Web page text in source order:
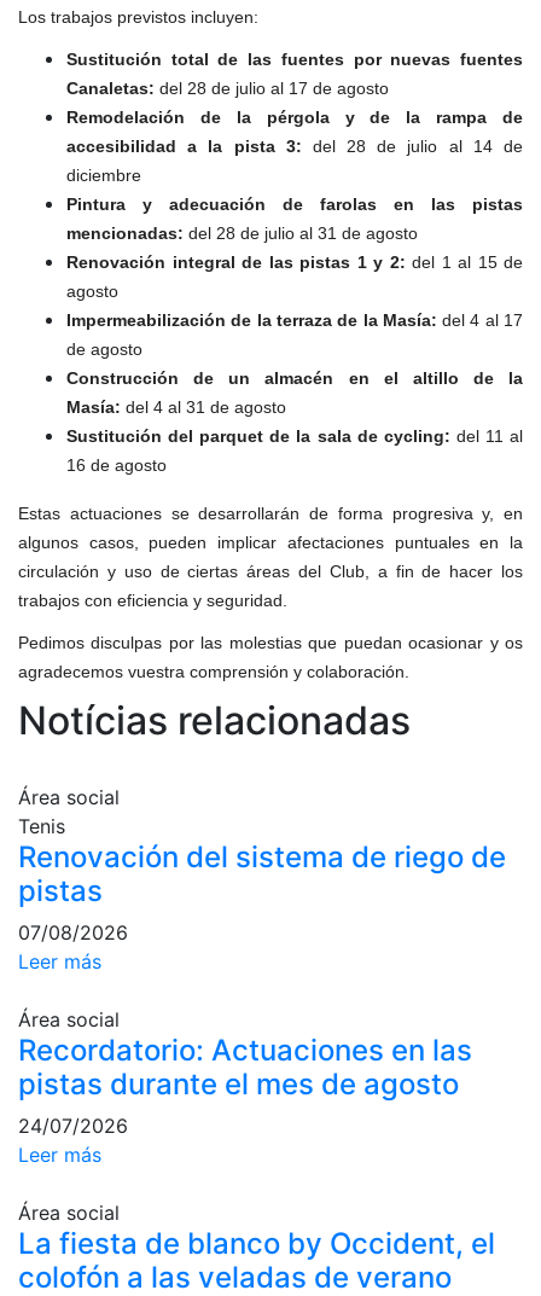
Servicios
Preguntas
(FAQs)
Trabaja con
Área deportiva
Tenis
Escuela de
tenis
Next Gen
Palmarés
equipos
Jugadores
profesionales
Competiciones
Campeonato
Social de Tenis
Cuadros de
Juego
Honor
Campeonato
Social
Fotos
Normativa
Pádel
Escuela de
Pádel
Campeonato
Social de Pádel
juego
Cuadro
d'Honor
Los trabajos previstos incluyen:
Sustitución total de las fuentes por nuevas fuentes
Canaletas: del 28 de julio al 17 de agosto
Remodelación de la pérgola y de la rampa de
accesibilidad a la pista 3: del 28 de julio al 14 de
diciembre
Pintura y adecuación de farolas en las pistas
mencionadas: del 28 de julio al 31 de agosto
Renovación integral de las pistas 1 y 2: del 1 al 15 de
agosto
Impermeabilización de la terraza de la Masía: del 4 al 17
de agosto
Construcción de un almacén en el altillo de la
Masía: del 4 al 31 de agosto
Sustitución del parquet de la sala de cycling: del 11 al
16 de agosto
Estas actuaciones se desarrollarán de forma progresiva y, en
algunos casos, pueden implicar afectaciones puntuales en la
circulación y uso de ciertas áreas del Club, a fin de hacer los
trabajos con eficiencia y seguridad.
Pedimos disculpas por las molestias que puedan ocasionar y os
agradecemos vuestra comprensión y colaboración.
Notícias relacionadas
Área social
Tenis
Renovación del sistema de riego de
pistas
07/08/2026
Leer más
Área social
Recordatorio: Actuaciones en las
pistas durante el mes de agosto
24/07/2026
Leer más
Área social
La fiesta de blanco by Occident, el
colofón a las veladas de verano